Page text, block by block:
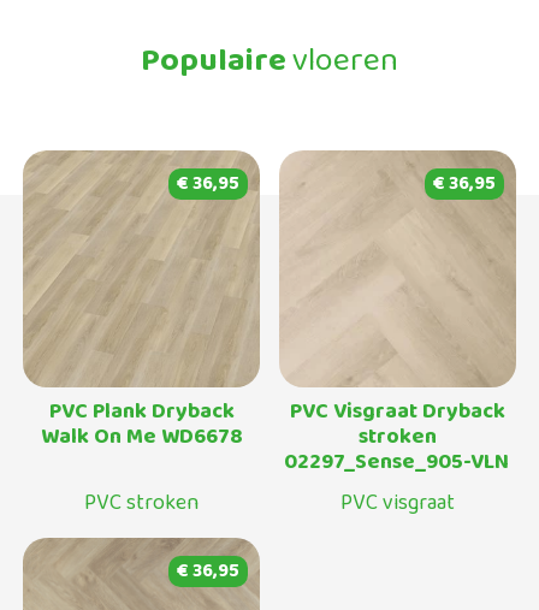
Populairevloeren
PVC Plank Dryback
Walk On Me WD6678
PVC stroken
€ 36,95
PVC Visgraat Dryback
stroken
02297_Sense_905-VLN
PVC visgraat
€ 36,95
€ 36,95